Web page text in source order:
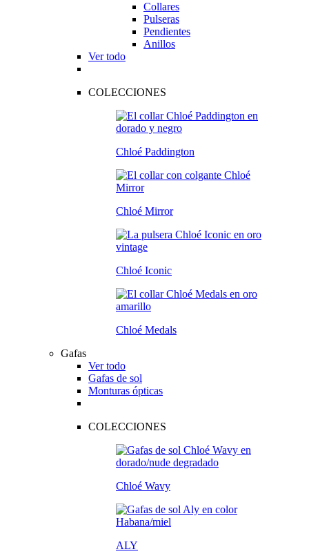
Collares
Pulseras
Pendientes
Anillos
Ver todo
COLECCIONES
Chloé Paddington
Chloé Mirror
Chloé Iconic
Chloé Medals
Gafas
Ver todo
Gafas de sol
Monturas ópticas
COLECCIONES
Chloé Wavy
ALY